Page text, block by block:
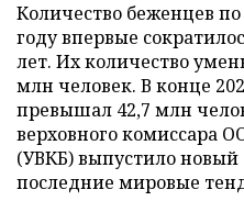
Количество беженцев
году впервые
лет. Их количество
млн человек. В конце
превышал 42,7 млн
верховного комиссара
(УВКБ) выпустило
последние мировые